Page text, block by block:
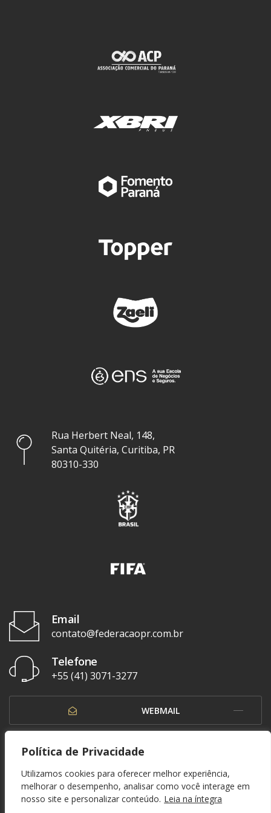
Política de Privacidade
Utilizamos cookies para oferecer melhor experiência,
melhorar o desempenho, analisar como você interage em
nosso site e personalizar conteúdo. Leia na íntegra
Rua Herbert Neal, 148,
Santa Quitéria, Curitiba, PR
80310-330
Email
contato@federacaopr.com.br
Telefone
+55 (41) 3071-3277
WEBMAIL
OUVIDORIA
© 1937 - 2026. Federação Paranaense de Futebol. Todos os direitos reservados. By